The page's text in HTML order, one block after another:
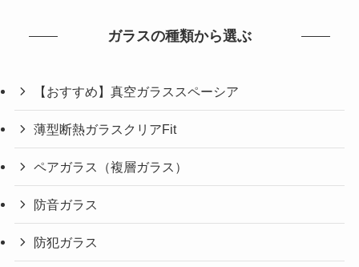
ガラスの種類から選ぶ
【おすすめ】真空ガラススペーシア
薄型断熱ガラスクリアFit
ペアガラス（複層ガラス）
防音ガラス
防犯ガラス